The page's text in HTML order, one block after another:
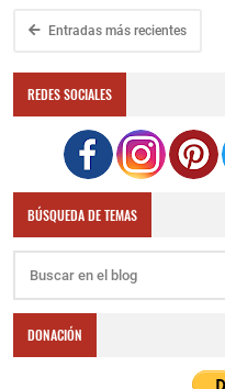
Entradas más recientes
REDES SOCIALES
BÚSQUEDA DE TEMAS
DONACIÓN